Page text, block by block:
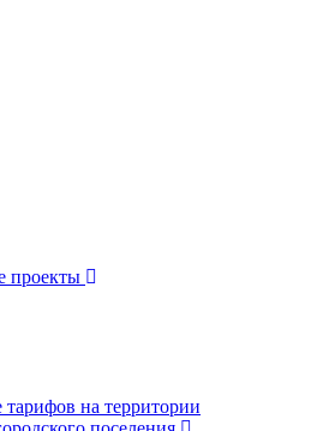
проекты
тарифов на территории